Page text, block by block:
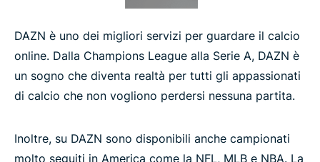
DAZN è uno dei migliori servizi per guardare il calcio
online. Dalla Champions League alla Serie A, DAZN è
un sogno che diventa realtà per tutti gli appassionati
di calcio che non vogliono perdersi nessuna partita.
Inoltre, su DAZN sono disponibili anche campionati
molto seguiti in America come la NFL, MLB e NBA. La